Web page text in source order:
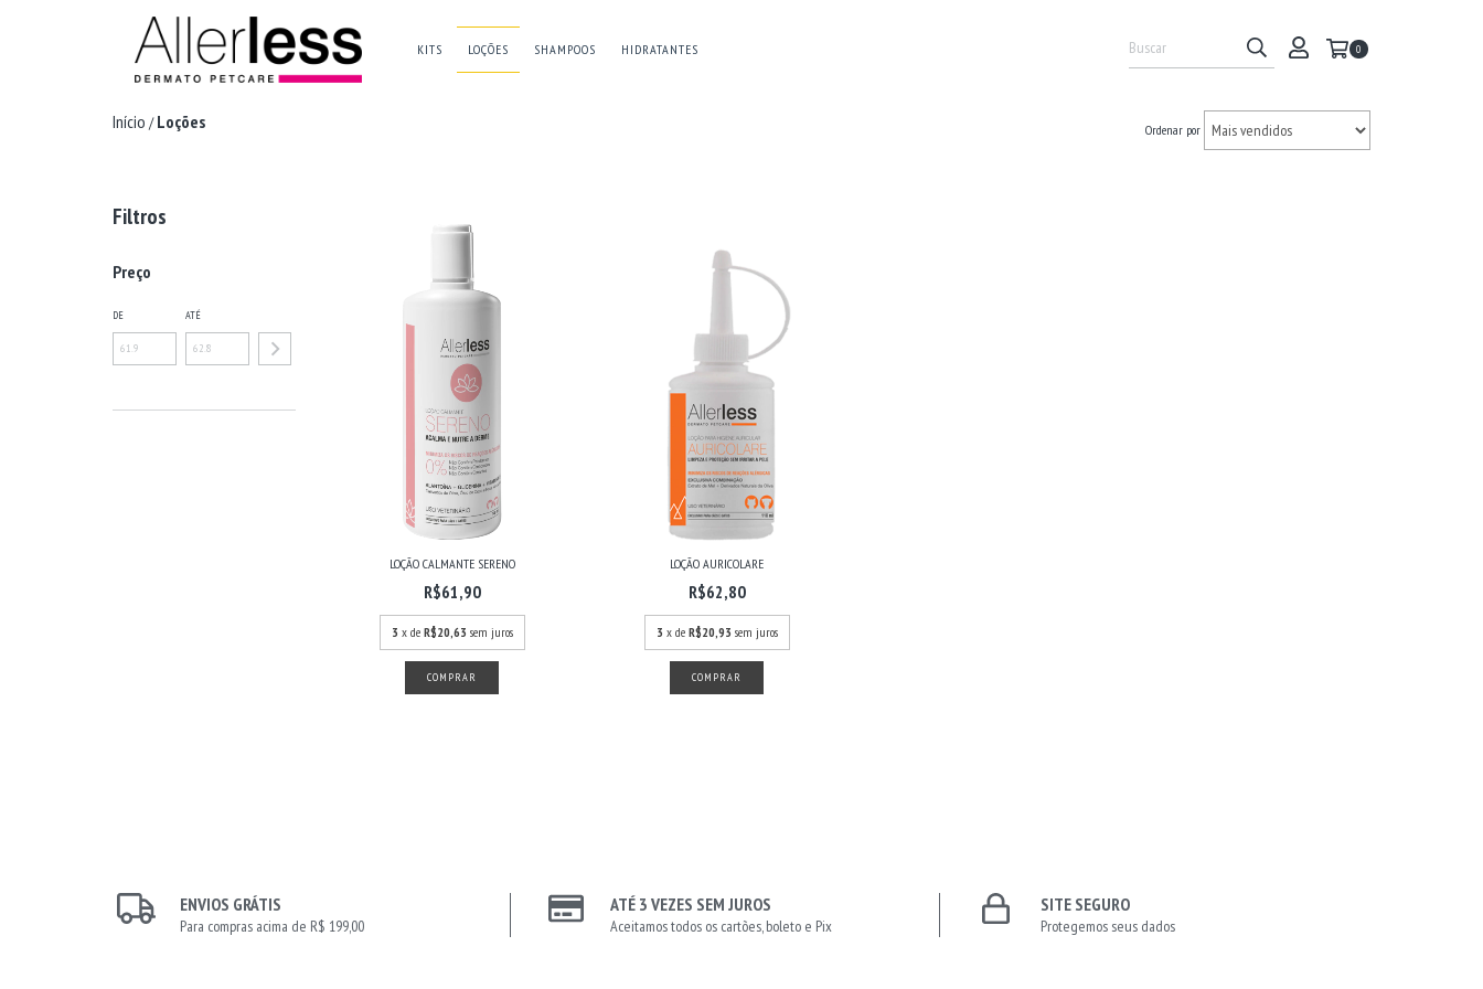
KITS LOÇÕES SHAMPOOS HIDRATANTES 0
Início / Loções Ordenar por
Filtros
Preço
DE ATÉ
LOÇÃO CALMANTE SERENO
R$61,90
3 x de R$20,63 sem juros
LOÇÃO AURICOLARE
R$62,80
3 x de R$20,93 sem juros
ENVIOS GRÁTIS
Para compras acima de R$ 199,00
ATÉ 3 VEZES SEM JUROS
Aceitamos todos os cartões, boleto e Pix
SITE SEGURO
Protegemos seus dados